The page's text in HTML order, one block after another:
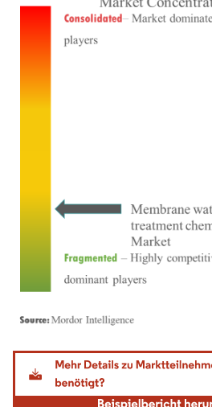
Bild © Mordor Intelligence.